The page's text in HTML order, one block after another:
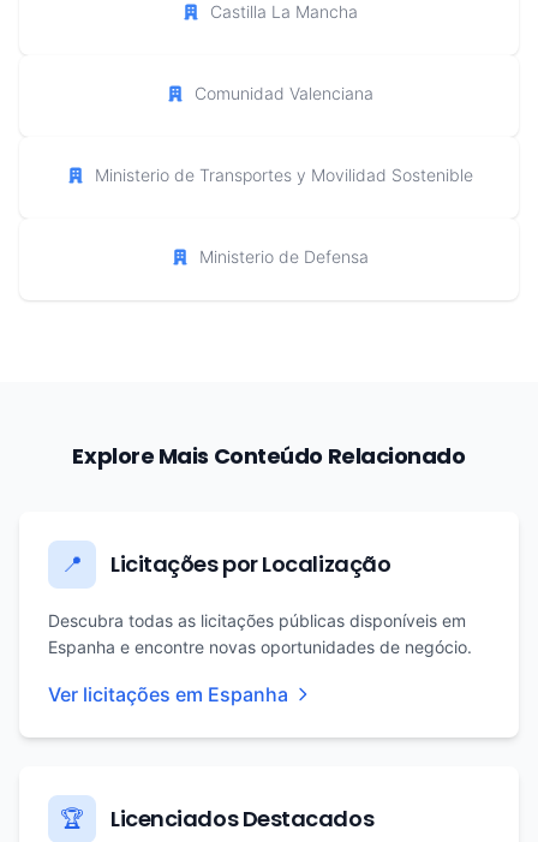
Castilla La Mancha
Comunidad Valenciana
Ministerio de Transportes y Movilidad Sostenible
Ministerio de Defensa
Explore Mais Conteúdo Relacionado
📍 Licitações por Localização
Descubra todas as licitações públicas disponíveis em
Espanha e encontre novas oportunidades de negócio.
Ver licitações em Espanha
🏆 Licenciados Destacados